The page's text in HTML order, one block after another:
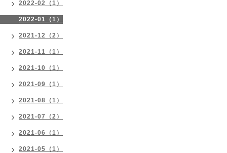
2022-02（1）
2022-01（1）
2021-12（2）
2021-11（1）
2021-10（1）
2021-09（1）
2021-08（1）
2021-07（2）
2021-06（1）
2021-05（1）